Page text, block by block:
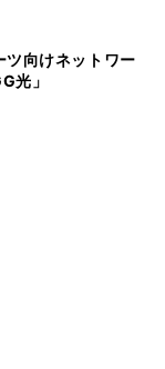
向けネットワー
光」